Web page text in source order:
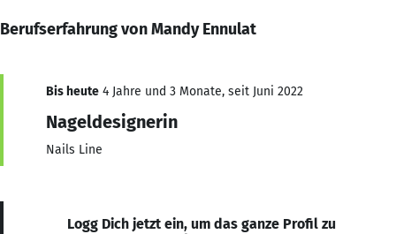
Berufserfahrung von Mandy Ennulat
Bis heute 4 Jahre und 3 Monate, seit Juni 2022
Nageldesignerin
Nails Line
Logg Dich jetzt ein, um das ganze Profil zu